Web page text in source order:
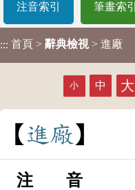
注音索引 筆畫索引
::: 首頁 > 辭典檢視 > 進廠
小 中 大
進廠
注 音